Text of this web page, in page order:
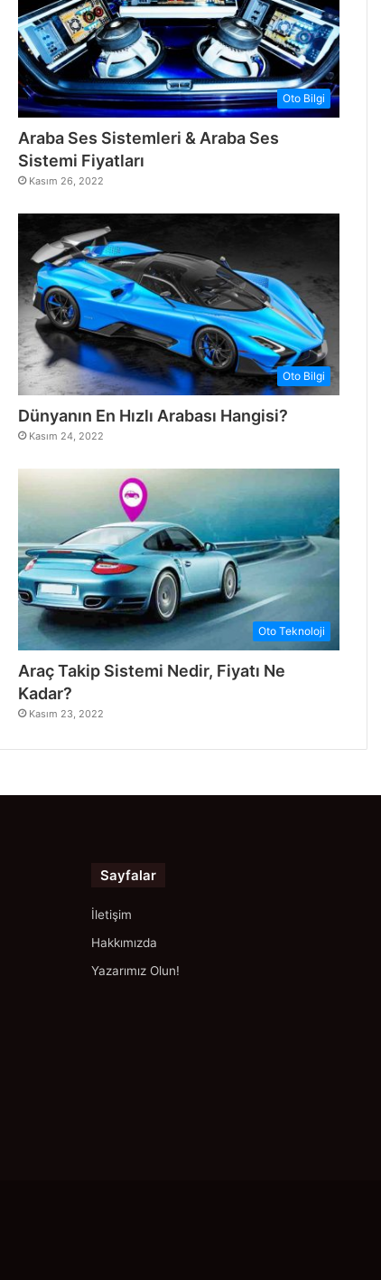
Oto Bilgi
Araba Ses Sistemleri & Araba Ses
Sistemi Fiyatları
Kasım 26, 2022
Oto Bilgi
Dünyanın En Hızlı Arabası Hangisi?
Kasım 24, 2022
Oto Teknoloji
Araç Takip Sistemi Nedir, Fiyatı Ne
Kadar?
Kasım 23, 2022
Sayfalar
İletişim
Hakkımızda
Yazarımız Olun!